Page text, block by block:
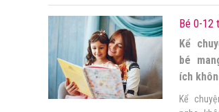
không
gì, sợ
bệnh
Bé 0-12
Kể
bé
ích
Kể